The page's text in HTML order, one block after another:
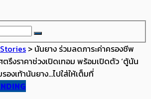
> นันยาง ร่วมลดภาระค่าครองชีพ
ตรึงราคาช่วงเปิดเทอม พร้อมเปิดตัว​ ‘ตู้นัน
องเท้านันยาง…ไปใส่ให้เต็มที่